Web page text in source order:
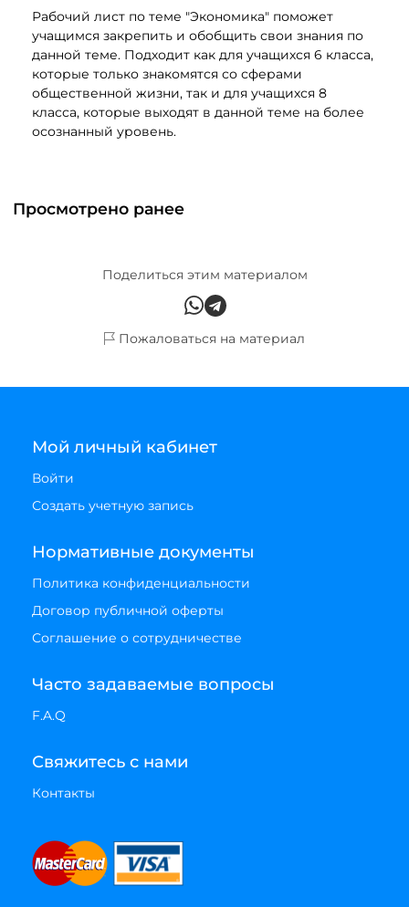
Рабочий лист по теме "Экономика" поможет
учащимся закрепить и обобщить свои знания по
данной теме. Подходит как для учащихся 6 класса,
которые только знакомятся со сферами
общественной жизни, так и для учащихся 8
класса, которые выходят в данной теме на более
осознанный уровень.
Просмотрено ранее
Поделиться этим материалом
Пожаловаться на материал
Мой личный кабинет
Войти
Создать учетную запись
Нормативные документы
Политика конфиденциальности
Договор публичной оферты
Соглашение о сотрудничестве
Часто задаваемые вопросы
F.A.Q
Свяжитесь с нами
Контакты